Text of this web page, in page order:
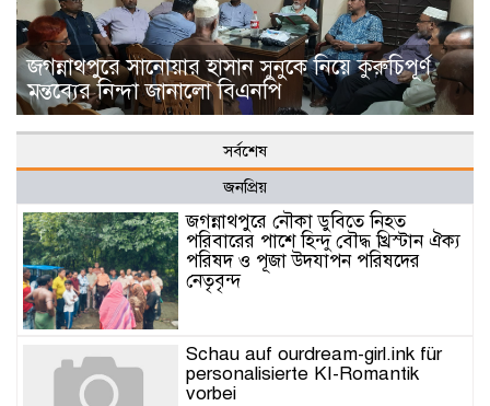
জগন্নাথপুরে সানোয়ার হাসান সুনুকে নিয়ে কুরুচিপূর্ণ
মন্তব্যের নিন্দা জানালো বিএনপি
সর্বশেষ
জনপ্রিয়
জগন্নাথপুরে নৌকা ডুবিতে নিহত
পরিবারের পাশে হিন্দু বৌদ্ধ খ্রিস্টান ঐক্য
পরিষদ ও পূজা উদযাপন পরিষদের
নেতৃবৃন্দ
Schau auf ourdream-girl.ink für
personalisierte KI-Romantik
vorbei